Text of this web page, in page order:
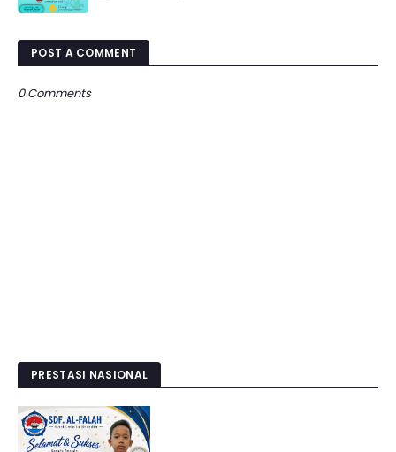
POST A COMMENT
0 Comments
PRESTASI NASIONAL